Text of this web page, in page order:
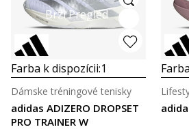
Brzi Pregled
Farba k dispozícii:1
adidas ADIZERO DROPSET
PRO TRAINER W
Dámske tréningové tenisky